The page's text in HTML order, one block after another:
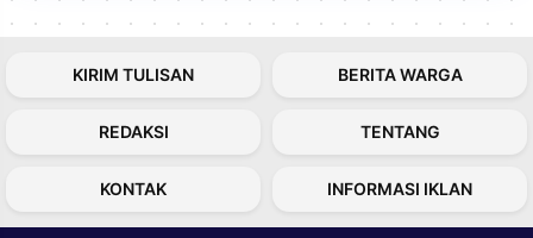
KIRIM TULISAN BERITA WARGA
REDAKSI TENTANG
KONTAK INFORMASI IKLAN